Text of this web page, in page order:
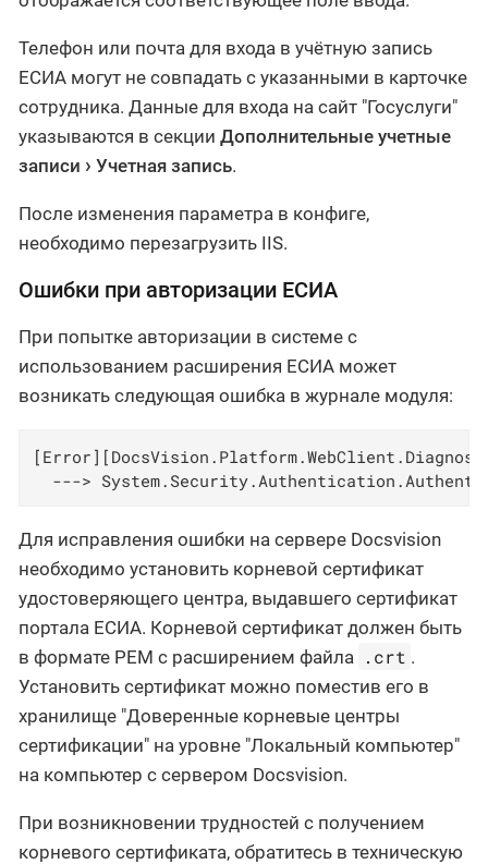
Телефон или почта для входа в учётную запись
ЕСИА могут не совпадать с указанными в карточке
сотрудника. Данные для входа на сайт "Госуслуги"
указываются в секции Дополнительные учетные
записи
Учетная запись.
После изменения параметра в конфиге,
необходимо перезагрузить IIS.
Ошибки при авторизации ЕСИА
При попытке авторизации в системе с
использованием расширения ЕСИА может
возникать следующая ошибка в журнале модуля:
--->
Для исправления ошибки на сервере Docsvision
необходимо установить корневой сертификат
удостоверяющего центра, выдавшего сертификат
портала ЕСИА. Корневой сертификат должен быть
в формате PEM с расширением файла
.crt .
Установить сертификат можно поместив его в
хранилище "Доверенные корневые центры
сертификации" на уровне "Локальный компьютер"
на компьютер с сервером Docsvision.
При возникновении трудностей с получением
корневого сертификата, обратитесь в техническую